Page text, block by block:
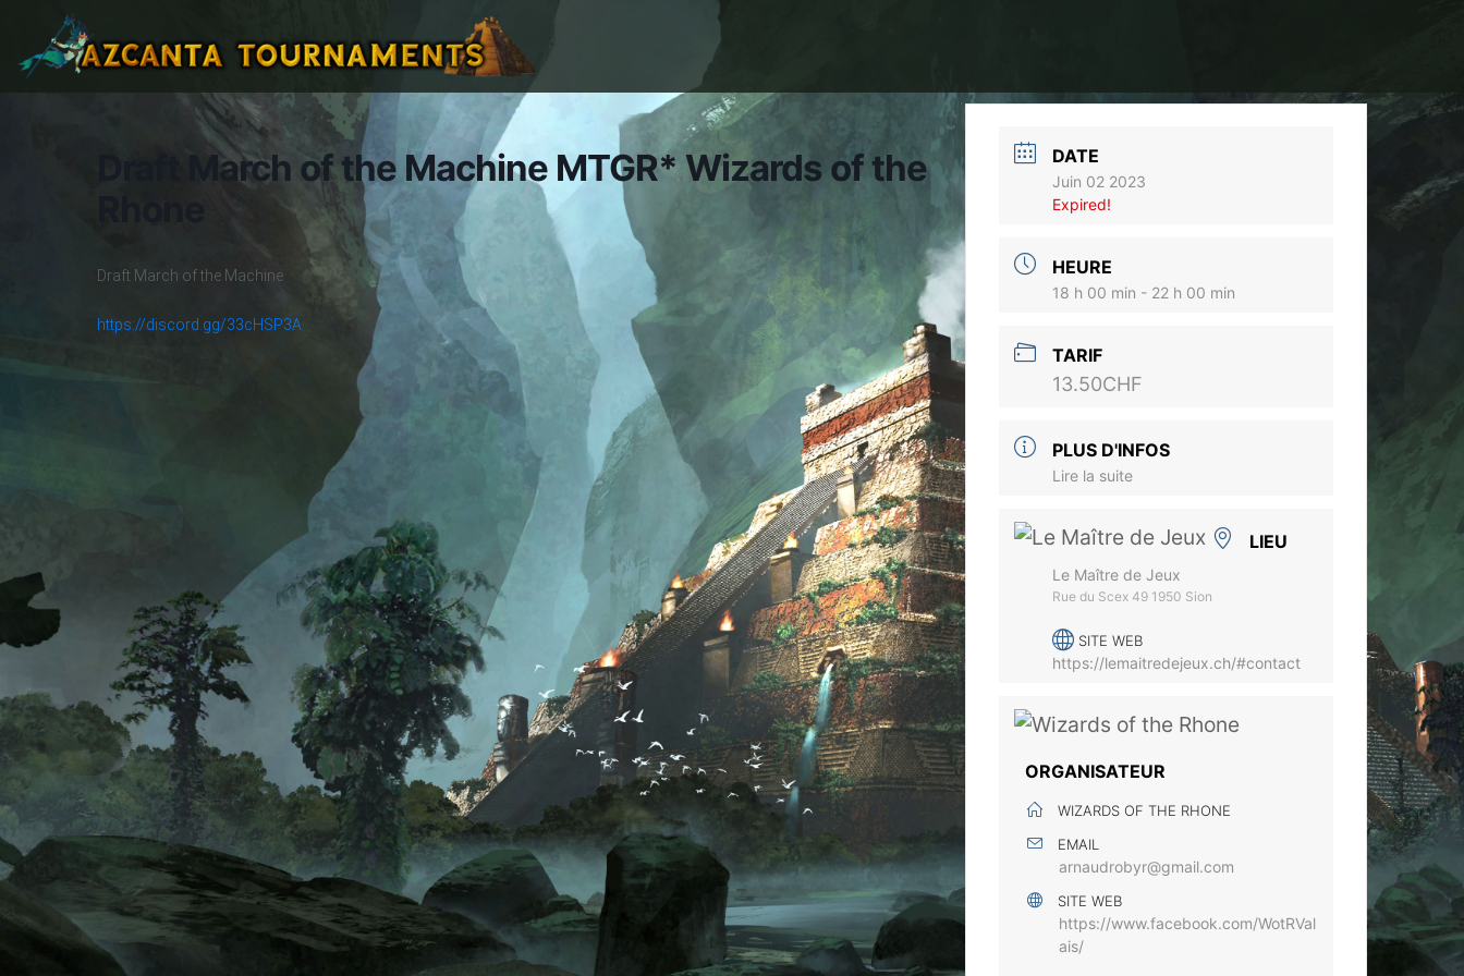
Draft March of the Machine MTGR* Wizards of the
Draft March of the Machine
https://discord.gg/33cHSP3A
DATE
Juin 02 2023
Expired!
HEURE
18 h 00 min - 22 h 00 min
TARIF
13.50CHF
PLUS D'INFOS
Lire la suite
LIEU
Le Maître de Jeux
Rue du Scex 49 1950 Sion
SITE WEB
https://lemaitredejeux.ch/#contact
ORGANISATEUR
WIZARDS OF THE RHONE
EMAIL
arnaudrobyr@gmail.com
SITE WEB
https://www.facebook.com/WotRVal
ais/